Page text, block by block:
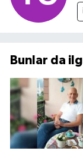
Bunlar da